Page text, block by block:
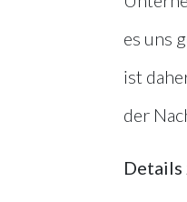
es uns
ist
der